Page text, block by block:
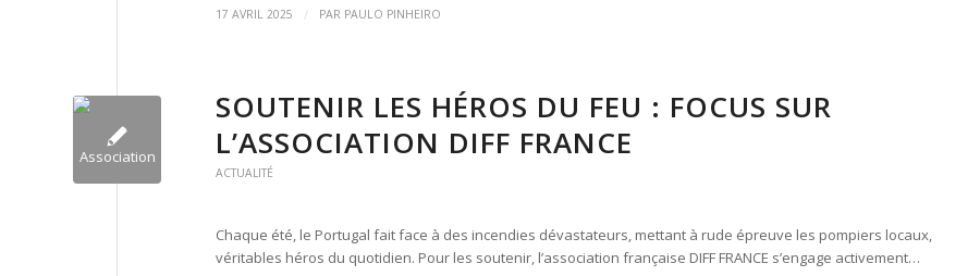
17 AVRIL 2025 / PAR PAULO PINHEIRO
SOUTENIR LES HÉROS DU FEU : FOCUS SUR
L’ASSOCIATION DIFF FRANCE
ACTUALITÉ
Chaque été, le Portugal fait face à des incendies dévastateurs, mettant à rude épreuve les pompiers locaux,
véritables héros du quotidien. Pour les soutenir, l’association française DIFF FRANCE s’engage activement…